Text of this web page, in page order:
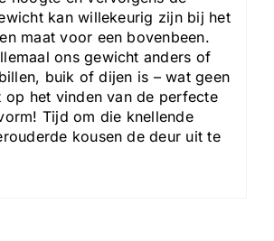
kan willekeurig zijn bij het
maat voor een bovenbeen.
ons gewicht anders of
buik of dijen is – wat geen
op het vinden van de perfecte
Tijd om die knellende
kousen de deur uit te